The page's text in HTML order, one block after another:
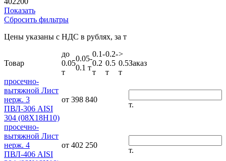
Показать
Сбросить фильтры
Цены указаны с НДС в рублях, за т
Товар
до
0.05
т
0.05-
0.1 т
0.1-
0.2
т
0.2-
0.5
т
>
0.5
т
Заказ
просечно-
вытяжной Лист
нерж. 3
ПВЛ-306 AISI
304 (08Х18Н10)
от 398 840
т.
просечно-
вытяжной Лист
нерж. 4
ПВЛ-406 AISI
от 402 250
т.